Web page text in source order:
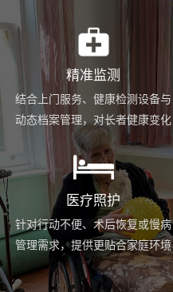
精准监测
结合上门服务、健康检测设备与
动态档案管理，对长者健康变化
进行持续跟踪与基础预警。
医疗照护
针对行动不便、术后恢复或慢病
管理需求，提供更贴合家庭环境
的护理服务与用药协助支持。